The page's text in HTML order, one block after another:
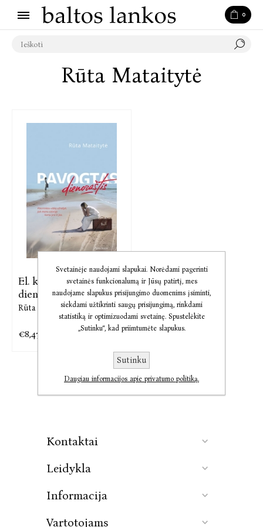
0
Rūta Mataitytė
El. knyga Pavogtas
dienoraštis.
Rūta Mataitytė
€8,47
Kontaktai
Leidykla
Informacija
Vartotojams
Svetainėje naudojami slapukai. Norėdami pagerinti
svetainės funkcionalumą ir Jūsų patirtį, mes
naudojame slapukus prisijungimo duomenims įsiminti,
siekdami užtikrinti saugų prisijungimą, rinkdami
statistiką ir optimizuodami svetainę. Spustelėkite
„Sutinku“, kad priimtumėte slapukus.
Sutinku
Daugiau informacijos apie privatumo politiką.